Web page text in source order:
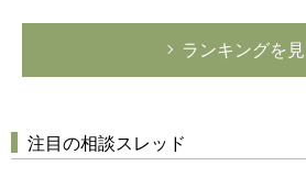
ランキングを
注目の相談スレッド